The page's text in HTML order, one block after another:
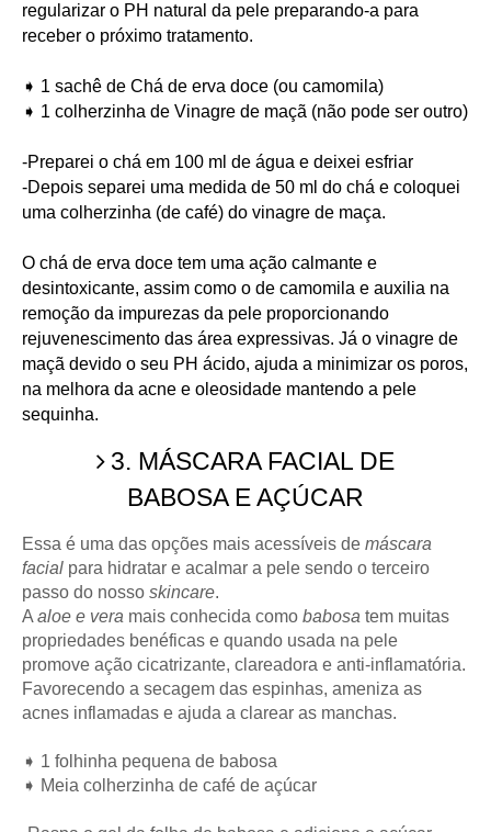
regularizar o PH natural da pele preparando-a para
receber o próximo tratamento.
➧ 1 sachê de Chá de erva doce (ou camomila)
➧ 1 colherzinha de Vinagre de maçã (não pode ser outro)
-Preparei o chá em 100 ml de água e deixei esfriar
-Depois separei uma medida de 50 ml do chá e coloquei
uma colherzinha (de café) do vinagre de maça.
O chá de erva doce tem uma ação calmante e
desintoxicante, assim como o de camomila e auxilia na
remoção da impurezas da pele proporcionando
rejuvenescimento das área expressivas. Já o vinagre de
maçã devido o seu PH ácido, ajuda a minimizar os poros,
na melhora da acne e oleosidade mantendo a pele
sequinha.
3. MÁSCARA FACIAL DE
BABOSA E AÇÚCAR
Essa é uma das opções mais acessíveis de máscara
facial para hidratar e acalmar a pele sendo o terceiro
passo do nosso skincare.
A aloe e vera mais conhecida como babosa tem muitas
propriedades benéficas e quando usada na pele
promove ação cicatrizante, clareadora e anti-inflamatória.
Favorecendo a secagem das espinhas, ameniza as
acnes inflamadas e ajuda a clarear as manchas.
➧ 1 folhinha pequena de babosa
➧ Meia colherzinha de café de açúcar